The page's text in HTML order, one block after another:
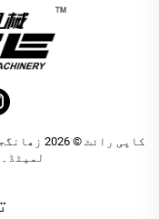
کاپی